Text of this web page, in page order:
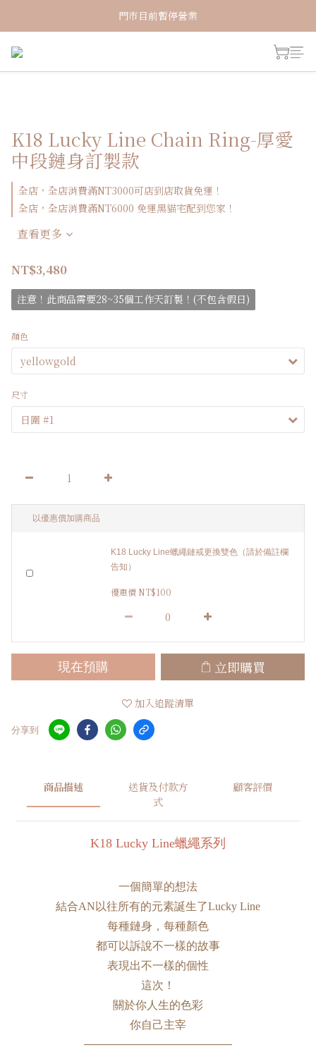
新加入會員！即享有NT150購物金
門市目前暫停營業
K18 Lucky Line Chain Ring-厚愛
中段鏈身訂製款
全店，全店消費滿NT3000可店到店取貨免運！
全店，全店消費滿NT6000 免運黑貓宅配到您家！
查看更多
NT$3,480
注意！此商品需要28~35個工作天訂製！(不包含假日)
顏色
尺寸
以優惠價加購商品
K18 Lucky Line蠟繩鏈戒更換雙色（請於備註欄
告知）
優惠價 NT$100
現在預購 立即購買
加入追蹤清單
分享到
商品描述
送貨及付款方
式
顧客評價
K18 Lucky Line蠟繩系列
一個簡單的想法
結合AN以往所有的元素誕生了Lucky Line
每種鏈身，每種顏色
都可以訴說不一樣的故事
表現出不一樣的個性
這次！
關於你人生的色彩
你自己主宰
———————————————